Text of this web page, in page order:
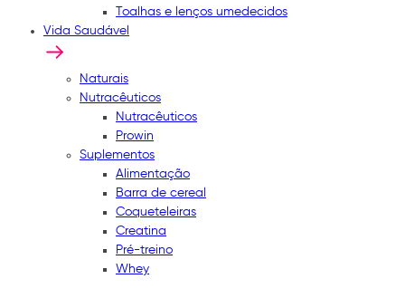
Toalhas e lenços umedecidos
Vida Saudável
Naturais
Nutracêuticos
Nutracêuticos
Prowin
Suplementos
Alimentação
Barra de cereal
Coqueteleiras
Creatina
Pré-treino
Whey